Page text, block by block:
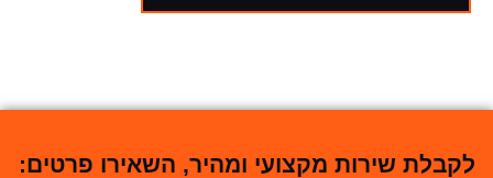
לקבלת שירות מקצועי ומהיר, השאירו פרטים: